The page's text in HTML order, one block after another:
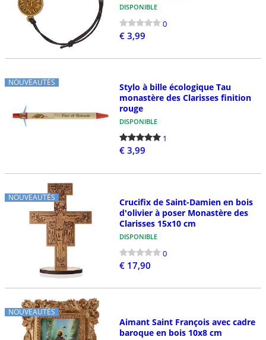
DISPONIBLE
0
€ 3,99
NOUVEAUTÉS
Stylo à bille écologique Tau
monastère des Clarisses finition
rouge
DISPONIBLE
1
€ 3,99
NOUVEAUTÉS
Crucifix de Saint-Damien en bois
d'olivier à poser Monastère des
Clarisses 15x10 cm
DISPONIBLE
0
€ 17,90
NOUVEAUTÉS
Aimant Saint François avec cadre
baroque en bois 10x8 cm